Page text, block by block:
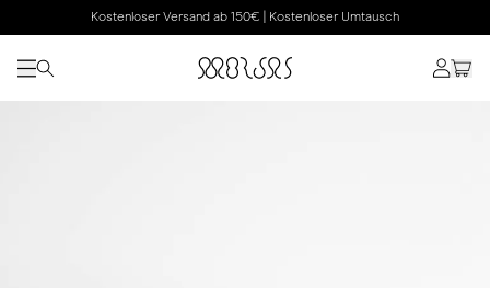
Kostenloser Versand ab 150€ | Kostenloser Umtausch